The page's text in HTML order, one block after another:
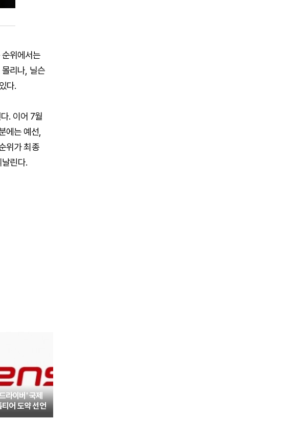
위에서는
리나, 닐슨
다.
. 이어 7월
에는 예선
위가최종
날린다.
라이버' 국제
어 도약 선언